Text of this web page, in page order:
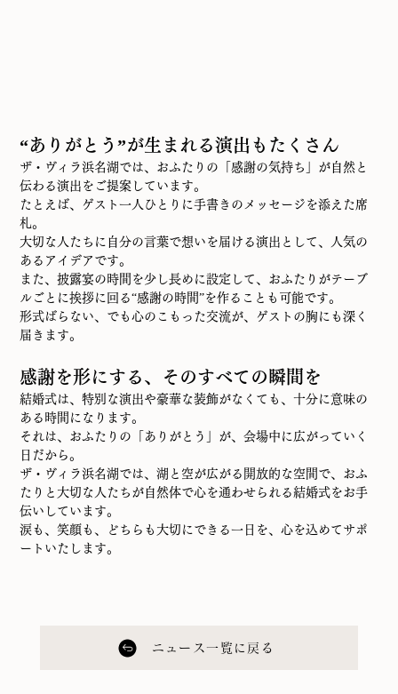
ニュース一覧に戻る
“ありがとう”が生まれる演出もたくさん
ザ・ヴィラ浜名湖では、おふたりの「感謝の気持ち」が自然と
伝わる演出をご提案しています。
たとえば、ゲスト一人ひとりに手書きのメッセージを添えた席
札。
大切な人たちに自分の言葉で想いを届ける演出として、人気の
あるアイデアです。
また、披露宴の時間を少し長めに設定して、おふたりがテーブ
ルごとに挨拶に回る“感謝の時間”を作ることも可能です。
形式ばらない、でも心のこもった交流が、ゲストの胸にも深く
届きます。
感謝を形にする、そのすべての瞬間を
結婚式は、特別な演出や豪華な装飾がなくても、十分に意味の
ある時間になります。
それは、おふたりの「ありがとう」が、会場中に広がっていく
日だから。
ザ・ヴィラ浜名湖では、湖と空が広がる開放的な空間で、おふ
たりと大切な人たちが自然体で心を通わせられる結婚式をお手
伝いしています。
涙も、笑顔も、どちらも大切にできる一日を、心を込めてサポ
ートいたします。